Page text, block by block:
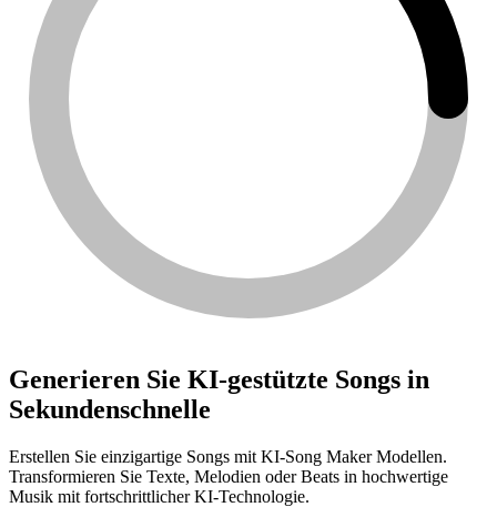
Generieren Sie KI-gestützte Songs in
Sekundenschnelle
Erstellen Sie einzigartige Songs mit KI-Song Maker Modellen.
Transformieren Sie Texte, Melodien oder Beats in hochwertige
Musik mit fortschrittlicher KI-Technologie.